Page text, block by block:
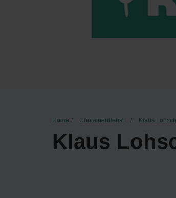
Home Containerdienst Klaus
Klaus